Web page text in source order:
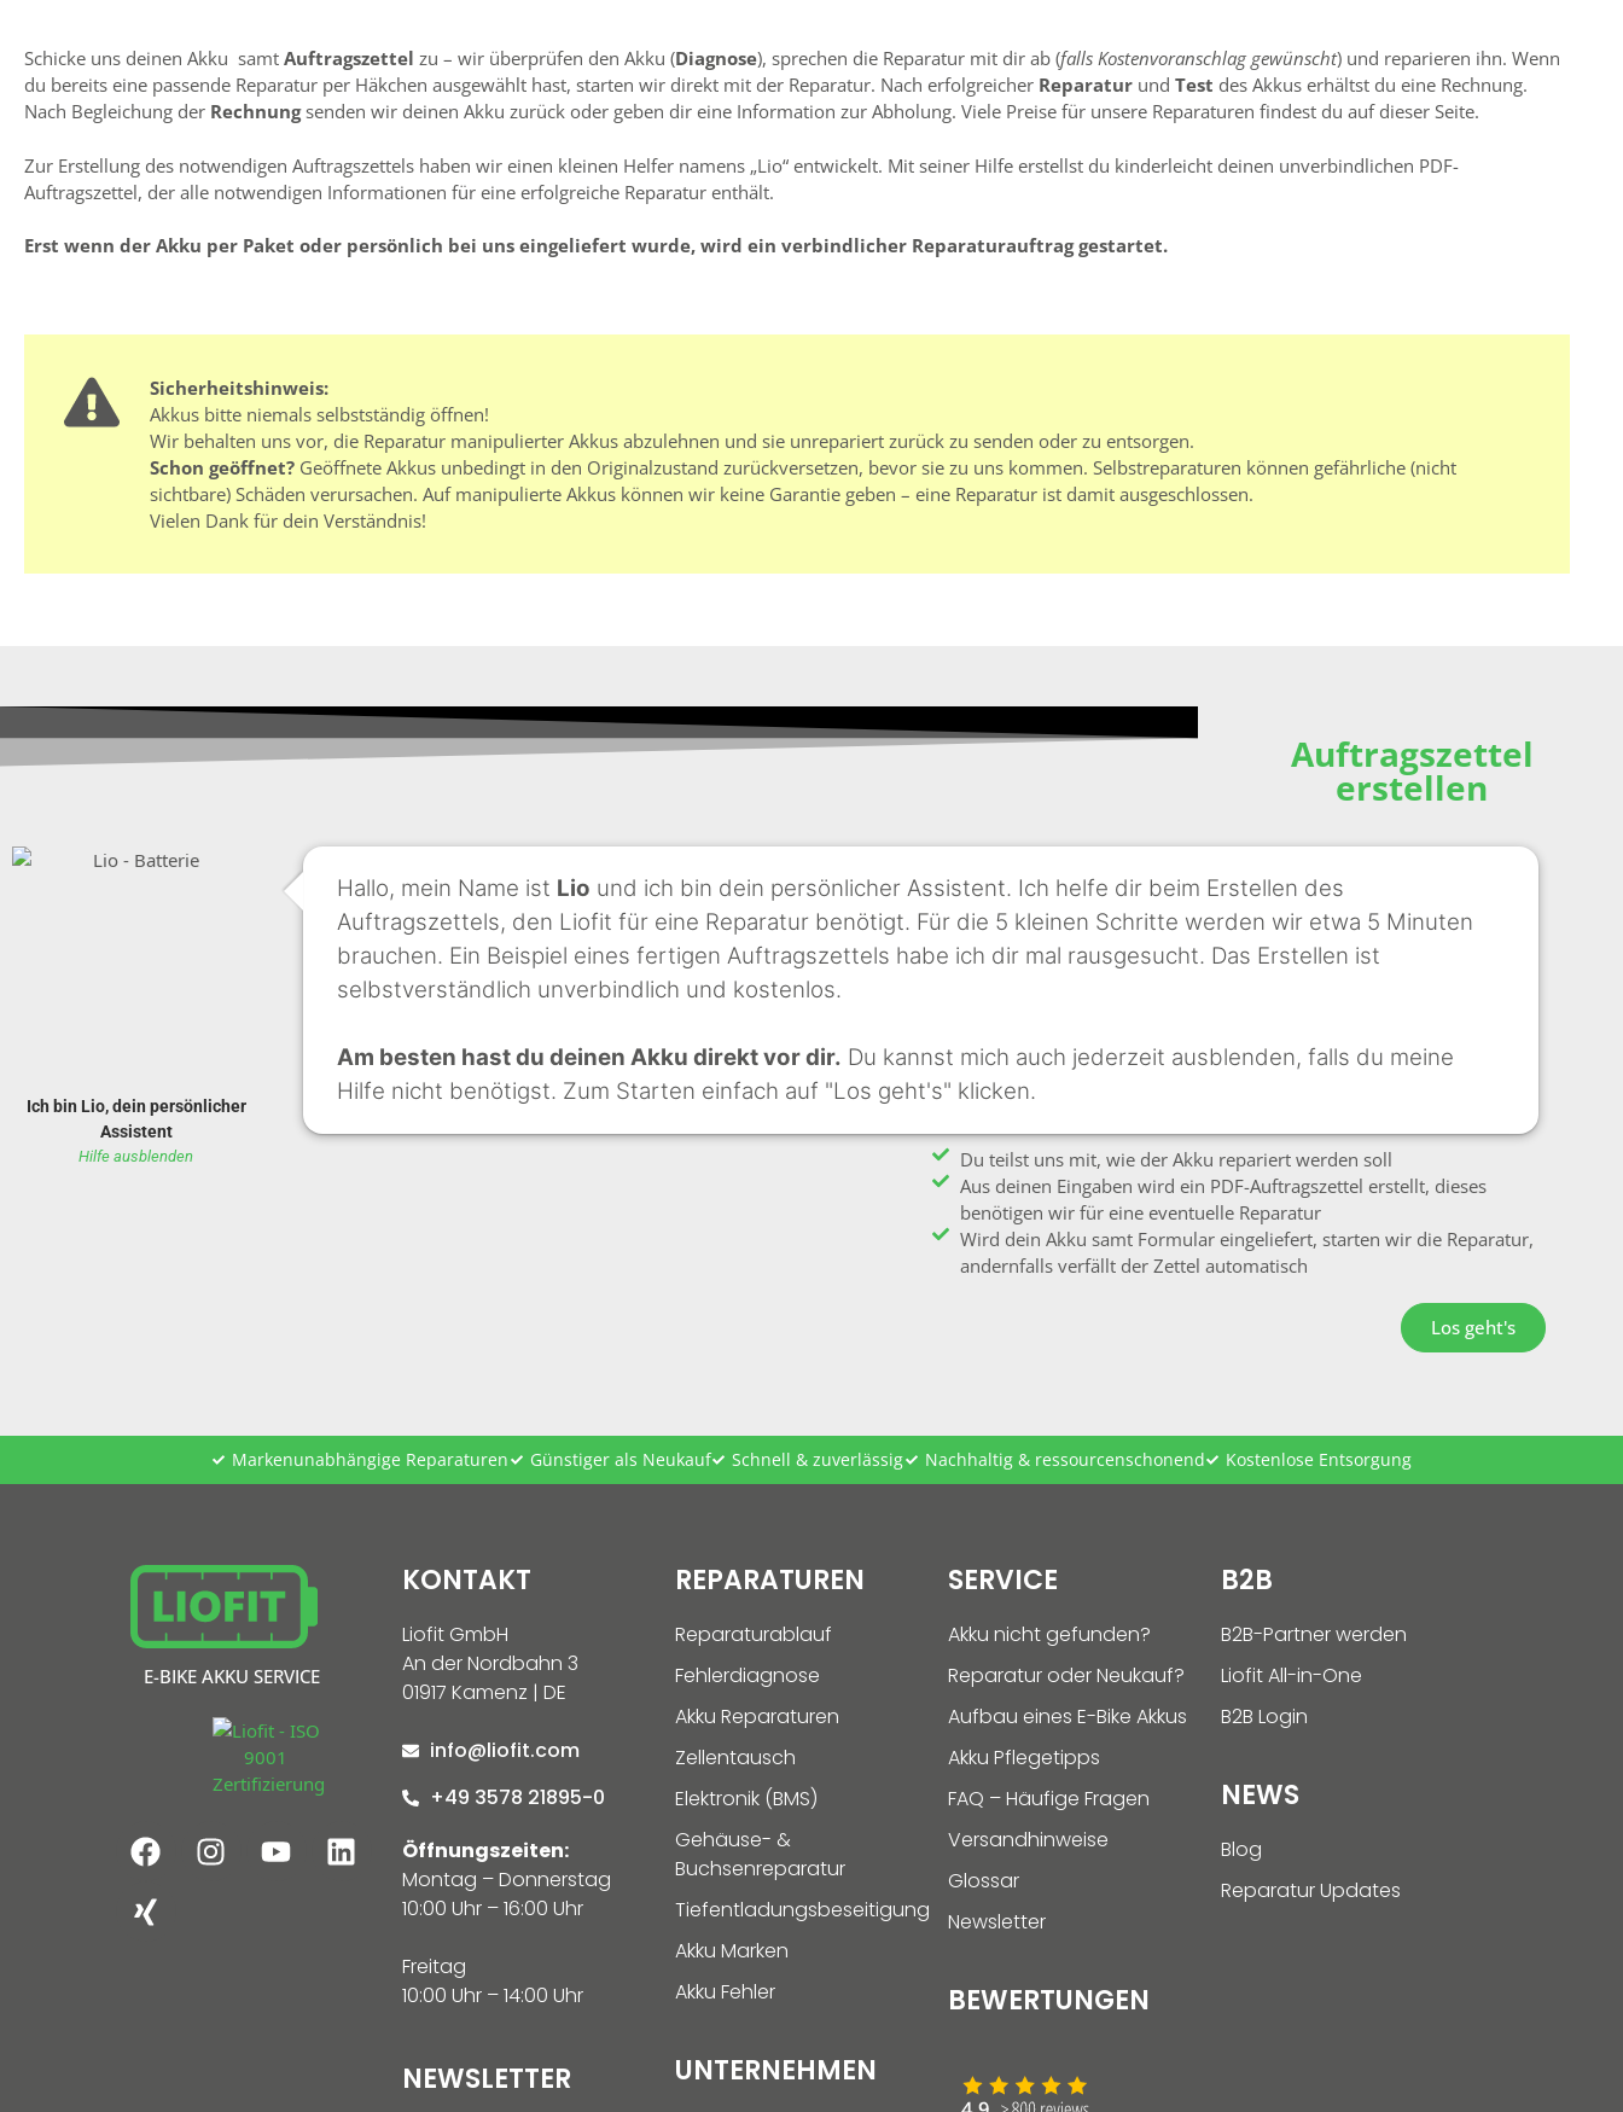
Schicke uns deinen Akku samt Auftragszettel zu – wir überprüfen den Akku (Diagnose), sprechen die Reparatur mit dir ab (falls Kostenvoranschlag gewünscht) und reparieren ihn. Wenn
du bereits eine passende Reparatur per Häkchen ausgewählt hast, starten wir direkt mit der Reparatur. Nach erfolgreicher Reparatur und Test des Akkus erhältst du eine Rechnung.
Nach Begleichung der Rechnungsenden wir deinen Akku zurück oder geben dir eine Information zur Abholung. Viele Preise für unsere Reparaturen findest du auf dieser Seite.
Zur Erstellung des notwendigen Auftragszettels haben wir einen kleinen Helfer namens „Lio“ entwickelt. Mit seiner Hilfe erstellst du kinderleicht deinen unverbindlichen PDF-
Auftragszettel, der alle notwendigen Informationen für eine erfolgreiche Reparatur enthält.
Erst wenn der Akku per Paket oder persönlich bei uns eingeliefert wurde, wird ein verbindlicher Reparaturauftrag gestartet.
Sicherheitshinweis:
Akkus bitte niemals selbstständig öffnen!
Wir behalten uns vor, die Reparatur manipulierter Akkus abzulehnen und sie unrepariert zurück zu senden oder zu entsorgen.
Schon geöffnet?Geöffnete Akkus unbedingt in den Originalzustand zurückversetzen, bevor sie zu uns kommen. Selbstreparaturen können gefährliche (nicht
sichtbare) Schäden verursachen. Auf manipulierte Akkus können wir keine Garantie geben – eine Reparatur ist damit ausgeschlossen.
Vielen Dank für dein Verständnis!
Auftragszettel
erstellen
Ich bin Lio, dein persönlicher
Assistent
Hilfe ausblenden
Hallo, mein Name ist Lio und ich bin dein persönlicher Assistent. Ich helfe dir beim Erstellen des
Auftragszettels, den Liofit für eine Reparatur benötigt. Für die 5 kleinen Schritte werden wir etwa 5 Minuten
brauchen. Ein Beispiel eines fertigen Auftragszettels habe ich dir mal rausgesucht. Das Erstellen ist
selbstverständlich unverbindlich und kostenlos.
Am besten hast du deinen Akku direkt vor dir. Du kannst mich auch jederzeit ausblenden, falls du meine
Hilfe nicht benötigst. Zum Starten einfach auf "Los geht's" klicken.
Du teilst uns mit, wie der Akku repariert werden soll
Aus deinen Eingaben wird ein PDF-Auftragszettel erstellt, dieses
benötigen wir für eine eventuelle Reparatur
Wird dein Akku samt Formular eingeliefert, starten wir die Reparatur,
andernfalls verfällt der Zettel automatisch
Los geht's
Markenunabhängige Reparaturen Günstiger als Neukauf Schnell & zuverlässig Nachhaltig & ressourcenschonend Kostenlose Entsorgung
E-BIKE AKKU SERVICE
KONTAKT
Liofit GmbH
An der Nordbahn 3
01917 Kamenz | DE
info@liofit.com
+49 3578 21895-0
Öffnungszeiten:
Montag – Donnerstag
10:00 Uhr – 16:00 Uhr
Freitag
10:00 Uhr – 14:00 Uhr
NEWSLETTER
REPARATUREN
Reparaturablauf
Fehlerdiagnose
Akku Reparaturen
Zellentausch
Elektronik (BMS)
Gehäuse- &
Buchsenreparatur
Tiefentladungsbeseitigung
Akku Marken
Akku Fehler
UNTERNEHMEN
SERVICE
Akku nicht gefunden?
Reparatur oder Neukauf?
Aufbau eines E-Bike Akkus
Akku Pflegetipps
FAQ – Häufige Fragen
Versandhinweise
Glossar
Newsletter
BEWERTUNGEN
B2B
B2B-Partner werden
Liofit All-in-One
B2B Login
NEWS
Blog
Reparatur Updates